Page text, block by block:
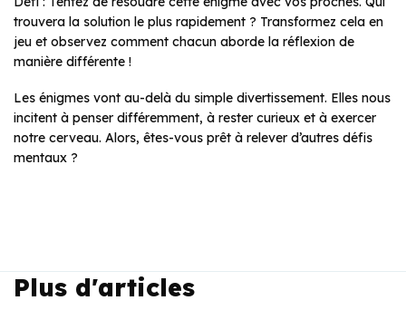
trouvera la solution le plus rapidement ? Transformez cela en
jeu et observez comment chacun aborde la réflexion de
manière différente !
Les énigmes vont au-delà du simple divertissement. Elles nous
incitent à penser différemment, à rester curieux et à exercer
notre cerveau. Alors, êtes-vous prêt à relever d’autres défis
mentaux ?
Plus d'articles